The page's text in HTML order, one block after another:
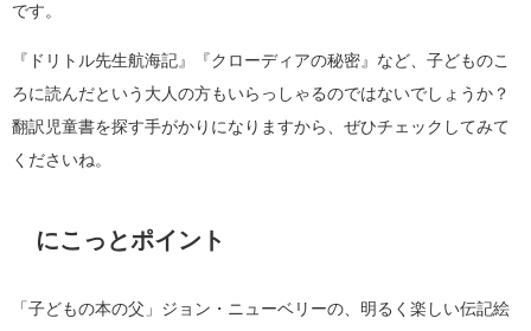
です。
『ドリトル先生航海記』『クローディアの秘密』など、子どものこ
ろに読んだという大人の方もいらっしゃるのではないでしょうか？
翻訳児童書を探す手がかりになりますから、ぜひチェックしてみて
くださいね。
にこっとポイント
「子どもの本の父」ジョン・ニューベリーの、明るく楽しい伝記絵